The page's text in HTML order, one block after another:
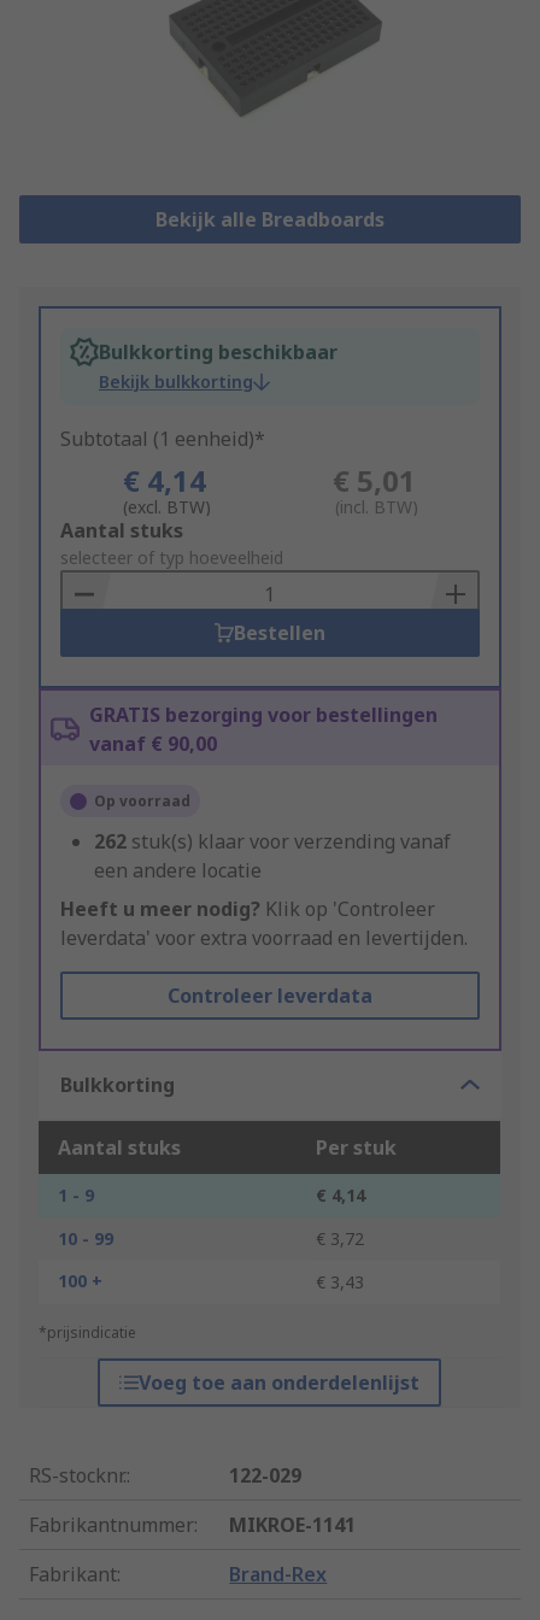
Bekijk alle Breadboards
Bulkkorting beschikbaar
Bekijk bulkkorting
Subtotaal (1 eenheid)*
€ 4,14
(excl. BTW)
€ 5,01
(incl. BTW)
Add
to
Basket
Aantal stuks
selecteer of typ hoeveelheid
Bestellen
GRATIS bezorging voor bestellingen
vanaf € 90,00
Op voorraad
262 stuk(s) klaar voor verzending vanaf
een andere locatie
Heeft u meer nodig? Klik op 'Controleer
leverdata' voor extra voorraad en levertijden.
Controleer leverdata
Bulkkorting
Aantal stuks Per stuk
1 - 9
€ 4,14
10 - 99
€ 3,72
100 +
€ 3,43
*prijsindicatie
Voeg toe aan onderdelenlijst
RS-stocknr.:
122-029
Fabrikantnummer:
MIKROE-1141
Fabrikant: Brand-Rex